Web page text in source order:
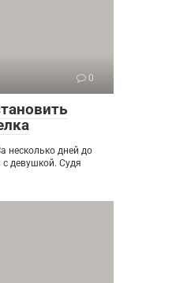
0
несколько дней до
девушкой. Судя